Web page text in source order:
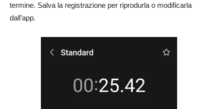
termine. Salva la registrazione per riprodurla o modificarla
dall’app.